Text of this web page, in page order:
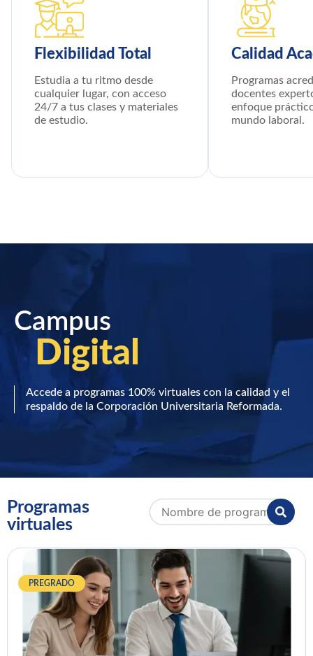
Flexibilidad Total
Estudia a tu ritmo desde
cualquier lugar, con acceso
24/7 a tus clases y materiales
de estudio.
Calidad
Programas
docentes
enfoque
mundo laboral.
Accede a programas 100% virtuales con la calidad y el
respaldo de la Corporación Universitaria Reformada.
Campus
Digital
Programas
virtuales
PREGRADO